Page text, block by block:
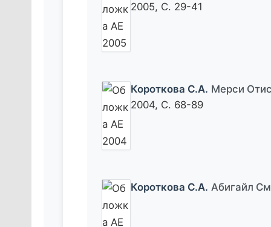
2005, С. 29-41
Короткова С.А. Мерси
2004, С. 68-89
Короткова С.А. Абигайл